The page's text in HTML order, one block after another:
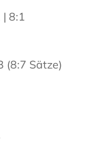
| 8:1
(8:7 Sätze)